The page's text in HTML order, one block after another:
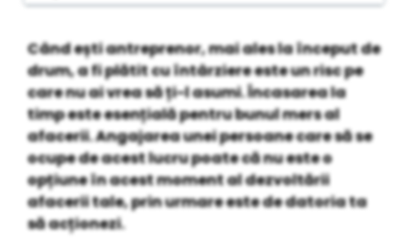
Când ești antreprenor, mai ales la început de
drum, a fi plătit cu întârziere este un risc pe
care nu ai vrea să ți-l asumi. Încasarea la
timp este esențială pentru bunul mers al
afacerii. Angajarea unei persoane care să se
ocupe de acest lucru poate că nu este o
opțiune în acest moment al dezvoltării
afacerii tale, prin urmare este de datoria ta
să acționezi.